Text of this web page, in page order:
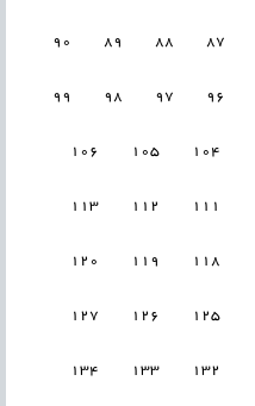
87
88
89
90
96
97
98
99
104
105
106
111
112
113
118
119
120
125
126
127
132
133
134